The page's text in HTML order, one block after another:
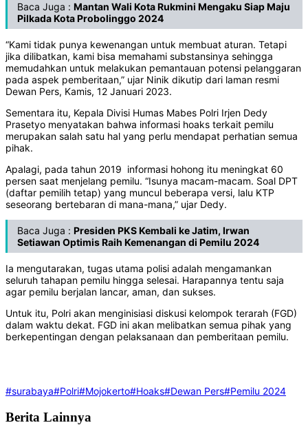
Baca Juga : Mantan Wali Kota Rukmini Mengaku Siap Maju
Pilkada Kota Probolinggo 2024
“Kami tidak punya kewenangan untuk membuat aturan. Tetapi
jika dilibatkan, kami bisa memahami substansinya sehingga
memudahkan untuk melakukan pemantauan potensi pelanggaran
pada aspek pemberitaan,” ujar Ninik dikutip dari laman resmi
Dewan Pers, Kamis, 12 Januari 2023.
Sementara itu, Kepala Divisi Humas Mabes Polri Irjen Dedy
Prasetyo menyatakan bahwa informasi hoaks terkait pemilu
merupakan salah satu hal yang perlu mendapat perhatian semua
pihak.
Apalagi, pada tahun 2019 informasi hohong itu meningkat 60
persen saat menjelang pemilu. “Isunya macam-macam. Soal DPT
(daftar pemilih tetap) yang muncul beberapa versi, lalu KTP
seseorang bertebaran di mana-mana,” ujar Dedy.
Baca Juga : Presiden PKS Kembali ke Jatim, Irwan
Setiawan Optimis Raih Kemenangan di Pemilu 2024
Ia mengutarakan, tugas utama polisi adalah mengamankan
seluruh tahapan pemilu hingga selesai. Harapannya tentu saja
agar pemilu berjalan lancar, aman, dan sukses.
Untuk itu, Polri akan menginisiasi diskusi kelompok terarah (FGD)
dalam waktu dekat. FGD ini akan melibatkan semua pihak yang
berkepentingan dengan pelaksanaan dan pemberitaan pemilu.
#surabaya#Polri#Mojokerto#Hoaks#Dewan Pers#Pemilu 2024
Berita Lainnya